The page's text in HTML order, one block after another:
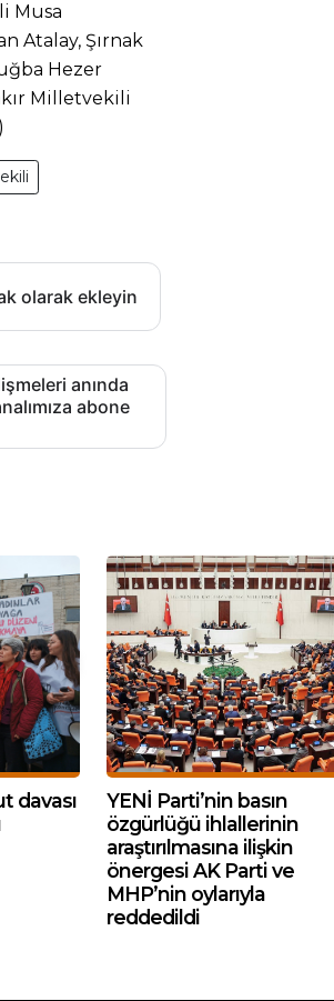
Musa
Atalay, Şırnak
Hezer
Milletvekili
olarak ekleyin
anında
abone
davası
YENİ Parti’nin basın
özgürlüğü ihlallerinin
araştırılmasına ilişkin
önergesi AK Parti ve
MHP’nin oylarıyla
reddedildi